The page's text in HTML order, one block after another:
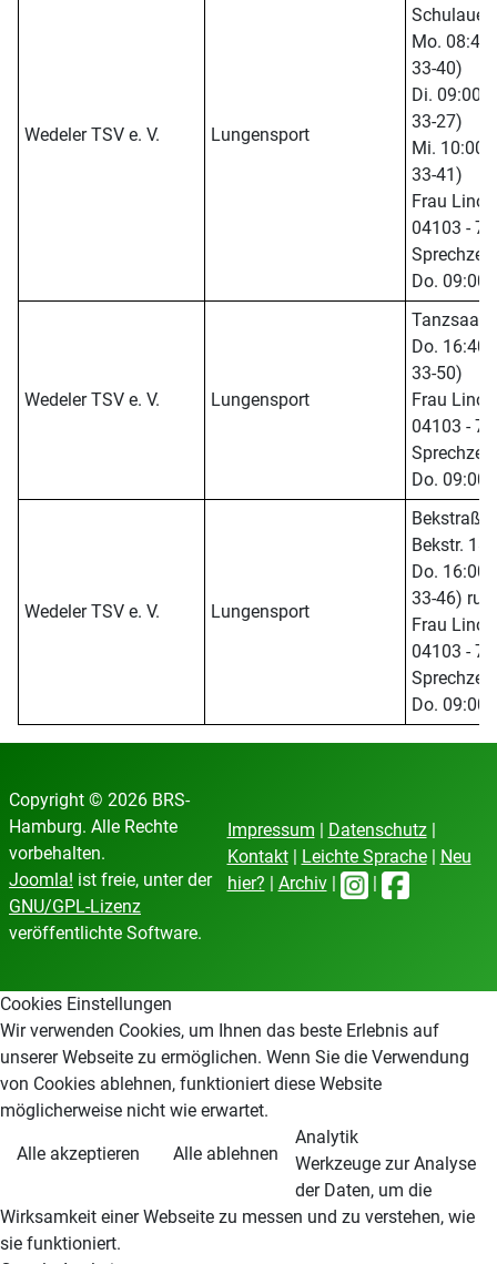
Wedeler TSV e. V. Lungensport
Schulauer
Mo. 08:45
33-40)
Di. 09:00 -
33-27)
Mi. 10:00
33-41)
Frau
04103 -
Do.
Wedeler TSV e. V. Lungensport
Tanzsaal,
Do. 16:40
33-50)
Frau
04103 -
Do.
Wedeler TSV e. V. Lungensport
Bekstr. 18
Do. 16:00
33-46)
Frau
04103 -
Do.
Copyright © 2026 BRS-
Hamburg. Alle Rechte
vorbehalten.
Joomla! ist freie, unter der
GNU/GPL-Lizenz
veröffentlichte Software.
Impressum Datenschutz|
Kontakt| Leichte Sprache|
Neu
hier?
Archiv|
Cookies Einstellungen
Wir verwenden Cookies, um Ihnen das beste Erlebnis auf
unserer Webseite zu ermöglichen. Wenn Sie die Verwendung
von Cookies ablehnen, funktioniert diese Website
möglicherweise nicht wie erwartet.
Alle akzeptieren Alle ablehnen
Analytik
Werkzeuge zur Analyse
der Daten, um die
Wirksamkeit einer Webseite zu messen und zu verstehen, wie
sie funktioniert.